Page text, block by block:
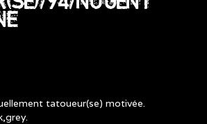
tatoueur(se) motivée.